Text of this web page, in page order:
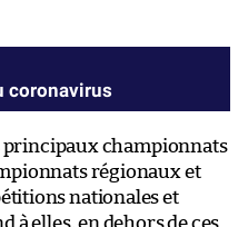
coronavirus
principaux championnats
régionaux et
nationales et
à elles, en dehors de ces